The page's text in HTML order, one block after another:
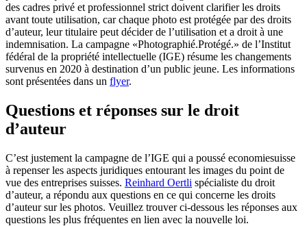
des cadres privé et professionnel strict doivent clarifier les droits
avant toute utilisation, car chaque photo est protégée par des droits
d’auteur, leur titulaire peut décider de l’utilisation et a droit à une
indemnisation. La campagne «Photographié.Protégé.» de l’Institut
fédéral de la propriété intellectuelle (IGE) résume les changements
survenus en 2020 à destination d’un public jeune. Les informations
sont présentées dans un flyer.
Questions et réponses sur le droit
d’auteur
C’est justement la campagne de l’IGE qui a poussé economiesuisse
à repenser les aspects juridiques entourant les images du point de
vue des entreprises suisses. Reinhard Oertli spécialiste du droit
d’auteur, a répondu aux questions en ce qui concerne les droits
d’auteur sur les photos. Veuillez trouver ci-dessous les réponses aux
questions les plus fréquentes en lien avec la nouvelle loi.